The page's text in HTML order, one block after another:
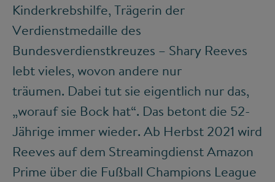
Kinderkrebshilfe, Trägerin der
Verdienstmedaille des
Bundesverdienstkreuzes – Shary Reeves
lebt vieles, wovon andere nur
träumen. Dabei tut sie eigentlich nur das,
„worauf sie Bock hat“. Das betont die 52-
Jährige immer wieder. Ab Herbst 2021 wird
Reeves auf dem Streamingdienst Amazon
Prime über die Fußball Champions League